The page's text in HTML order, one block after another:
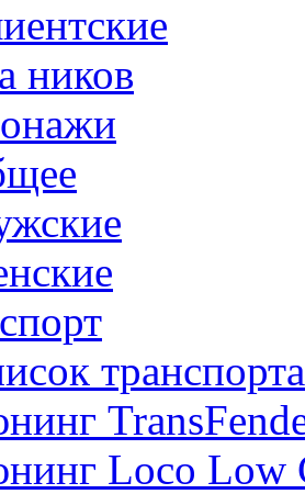
ников
транспорта
Loco Low